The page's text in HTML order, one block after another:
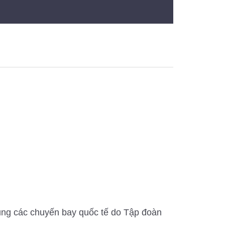
các chuyến bay quốc tế do Tập đoàn